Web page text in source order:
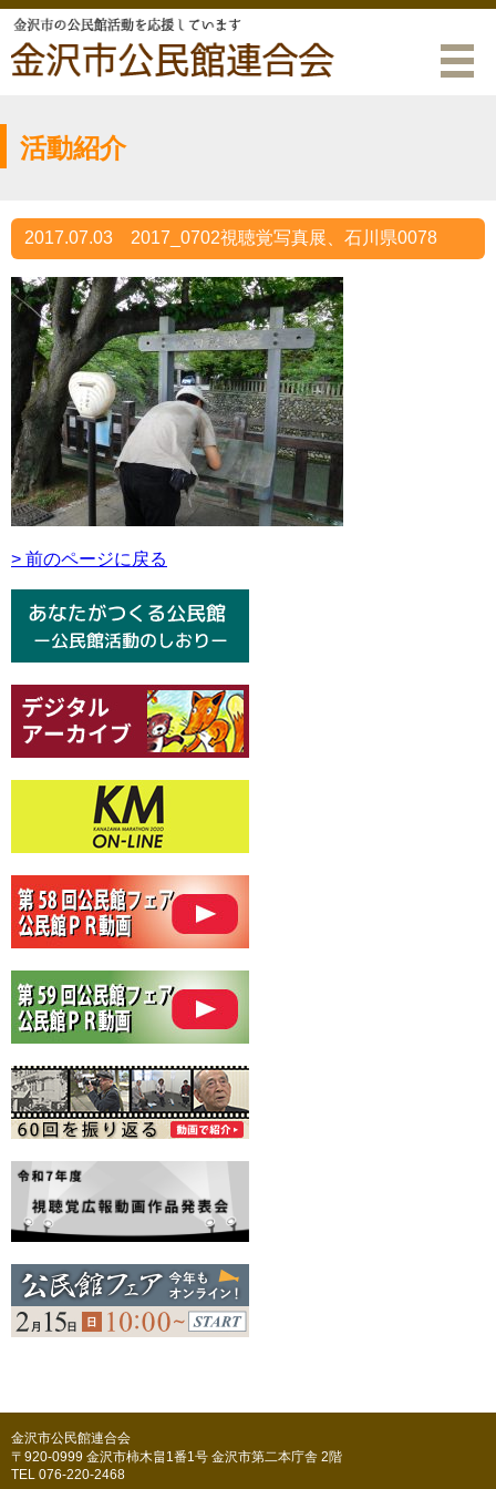
活動紹介
2017.07.03 2017_0702視聴覚写真展、石川県0078
> 前のページに戻る
金沢市公民館連合会
〒920-0999 金沢市柿木畠1番1号 金沢市第二本庁舎 2階
TEL 076-220-2468